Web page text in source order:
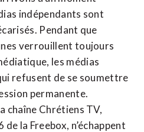
indépendants sont
Pendant que
verrouillent toujours
les médias
refusent de se soumettre
permanente.
chaîne Chrétiens TV,
la Freebox, n’échappent